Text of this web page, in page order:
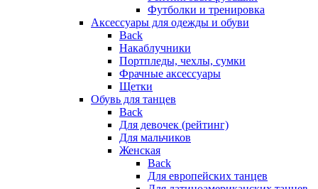
Футболки и тренировка
Аксессуары для одежды и обуви
Back
Накаблучники
Портпледы, чехлы, сумки
Фрачные аксессуары
Щетки
Обувь для танцев
Back
Для девочек (рейтинг)
Для мальчиков
Женская
Back
Для европейских танцев